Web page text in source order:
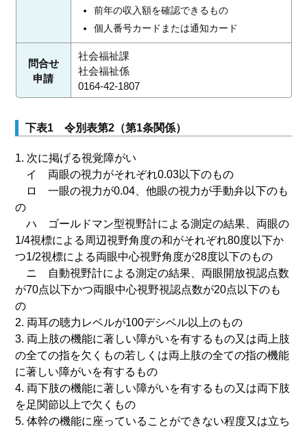
前年の収入額を確認できるもの
個人番号カードまたは通知カード
問合せ
申請
社会福祉課
社会福祉係
0164-42-1807
下表1 令別表第2（第1条関係）
1. 次に掲げる視覚障がい
イ 両眼の視力がそれぞれ0.03以下のもの
ロ 一眼の視力が0.04、他眼の視力が手動弁以下のも
の
ハ ゴールドマン型視野計による測定の結果、両眼の
1/4視標による周辺視野角度の和がそれぞれ80度以下か
つ1/2視標による両眼中心視野角度が28度以下のもの
ニ 自動視野計による測定の結果、両眼開放視認点数
が70点以下かつ両眼中心視野視認点数が20点以下のも
の
2. 両耳の聴力レベルが100デシベル以上のもの
3. 両上肢の機能に著しい障がいを有するもの又は両上肢
の全ての指を欠くもの若しくは両上肢の全ての指の機能
に著しい障がいを有するもの
4. 両下肢の機能に著しい障がいを有するもの又は両下肢
を足関節以上で欠くもの
5. 体幹の機能に座っていることができない程度又は立ち